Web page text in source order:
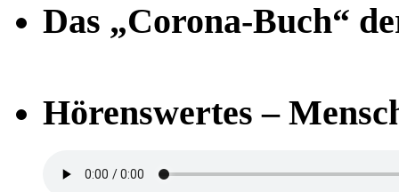
Das „Corona-Buch“
Hörenswertes –